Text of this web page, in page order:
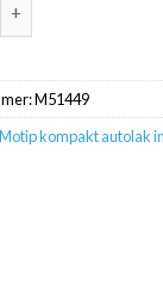
M51449
Motip kompakt autolak